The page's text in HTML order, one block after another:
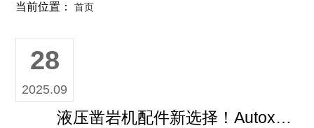
当前位置：首页
28
2025.09
液压凿岩机配件新选择！Autox皮碗TOYO-656-H高压款